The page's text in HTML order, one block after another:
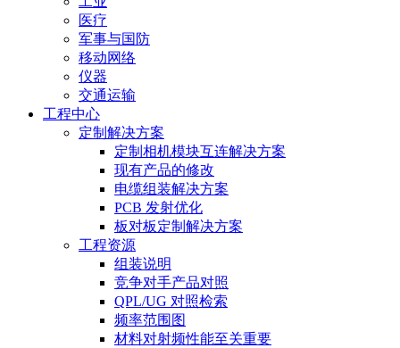
医疗
军事与国防
移动网络
仪器
交通运输
工程中心
定制解决方案
定制相机模块互连解决方案
现有产品的修改
电缆组装解决方案
PCB 发射优化
板对板定制解决方案
工程资源
组装说明
竞争对手产品对照
QPL/UG 对照检索
频率范围图
材料对射频性能至关重要